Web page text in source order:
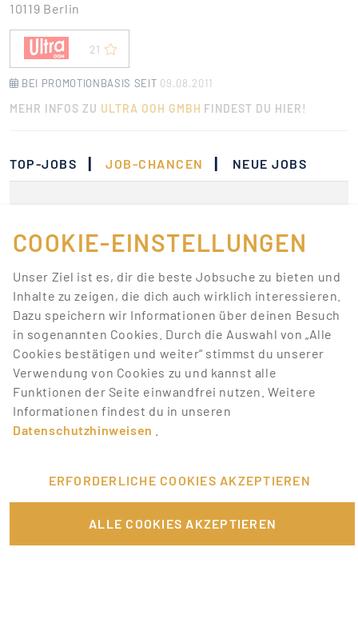
10119 Berlin
21
BEI PROMOTIONBASIS SEIT 09.08.2011
MEHR INFOS ZU ULTRA OOH GMBH FINDEST DU HIER!
TOP-JOBS | JOB-CHANCEN | NEUE JOBS
Jobs, die deinen
Suchkriterien
entsprechen.
Lass dich über neue Job-Chancen zu deiner Suche
mit Job-Alerts automatisch informieren!
JOB-ALERT ERSTELLEN
COOKIE-EINSTELLUNGEN
Unser Ziel ist es, dir die beste Jobsuche zu bieten und
Inhalte zu zeigen, die dich auch wirklich interessieren.
Dazu speichern wir Informationen über deinen Besuch
in sogenannten Cookies. Durch die Auswahl von „Alle
Cookies bestätigen und weiter“ stimmst du unserer
Verwendung von Cookies zu und kannst alle
Funktionen der Seite einwandfrei nutzen. Weitere
Informationen findest du in unseren
Datenschutzhinweisen
ERFORDERLICHE COOKIES AKZEPTIEREN
ALLE COOKIES AKZEPTIEREN